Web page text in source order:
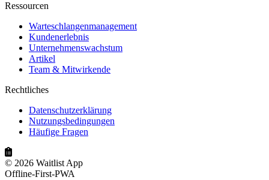
Ressourcen
Warteschlangenmanagement
Kundenerlebnis
Unternehmenswachstum
Artikel
Team & Mitwirkende
Rechtliches
Datenschutzerklärung
Nutzungsbedingungen
Häufige Fragen
© 2026 Waitlist App
Offline-First-PWA